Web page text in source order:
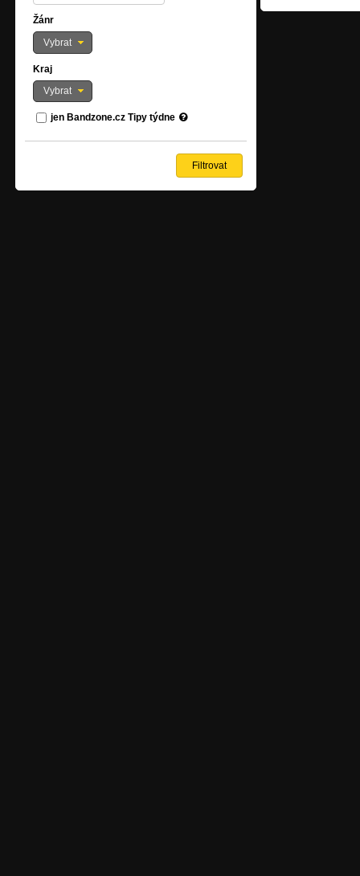
Žánr
Vybrat
Kraj
Vybrat
jen Bandzone.cz Tipy týdne